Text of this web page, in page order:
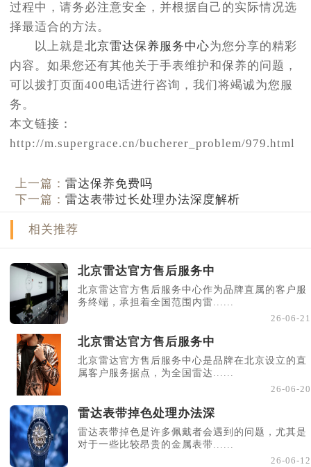
过程中，请务必注意安全，并根据自己的实际情况选
择最适合的方法。
以上就是北京雷达保养服务中心为您分享的精彩
内容。如果您还有其他关于手表维护和保养的问题，
可以拨打页面400电话进行咨询，我们将竭诚为您服
务。
本文链接：
http://m.supergrace.cn/bucherer_problem/979.html
上一篇：雷达保养免费吗
下一篇：雷达表带过长处理办法深度解析
相关推荐
北京雷达官方售后服务中
北京雷达官方售后服务中心作为品牌直属的客户服
务终端，承担着全国范围内雷......
26-06-21
北京雷达官方售后服务中
北京雷达官方售后服务中心是品牌在北京设立的直
属客户服务据点，为全国雷达......
26-06-20
雷达表带掉色处理办法深
雷达表带掉色是许多佩戴者会遇到的问题，尤其是
对于一些比较昂贵的金属表带......
26-06-12